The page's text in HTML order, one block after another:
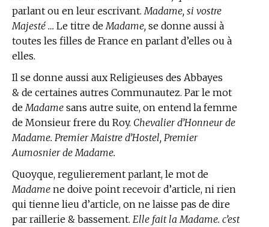
parlant ou en leur escrivant.Madame, si vostre
Majesté … Le titre deMadame, se donne aussi à
toutes les filles de France en parlant d’elles ou à
elles.
Il se donne aussi aux Religieuses des Abbayes
& de certaines autres Communautez. Par le mot
de Madame sans autre suite, on entend la femme
de Monsieur frere du Roy. Chevalier d’Honneur de
Madame. Premier Maistre d’Hostel, Premier
Aumosnier de Madame.
Quoyque, regulierement parlant, le mot de
Madame ne doive point recevoir d’article, ni rien
qui tienne lieu d’article, on ne laisse pas de dire
par raillerie & bassement. Elle fait la Madame. c’est